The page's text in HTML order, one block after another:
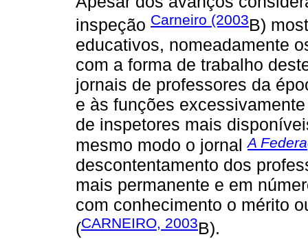
inspeção Carneiro (2003B)
educativos, nomeadamente
com a forma de trabalho
jornais de professores da
e às funções
de inspetores mais
mesmo modo o jornalA
descontentamento dos
mais permanente e em
com conhecimento o mérito
(CARNEIRO, 2003B).